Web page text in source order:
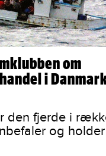
om
i
den fjerde i
og holder